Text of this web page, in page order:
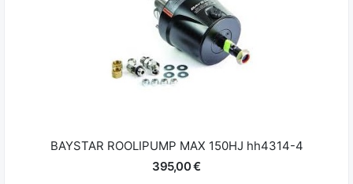
BAYSTAR ROOLIPUMP MAX 150HJ hh4314-4
395,00 €